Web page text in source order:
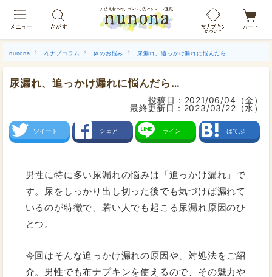
nunona 布ナプコラム 体のお悩み 尿漏れ、追っかけ漏れに悩んだら…
尿漏れ、追っかけ漏れに悩んだら…
投稿日： 2021/06/04（金）
最終更新日： 2023/03/22（水）
ツイート シェア ライン はてぶ
男性に特に多い尿漏れの悩みは「追っかけ漏れ」で
す。尿をしっかり出し切った後でも気づけば漏れて
いるのが特徴で、若い人でも起こる尿漏れ原因のひ
とつ。
今回はそんな追っかけ漏れの原因や、対処法をご紹
介。男性でも布ナプキンを使えるので、その魅力や